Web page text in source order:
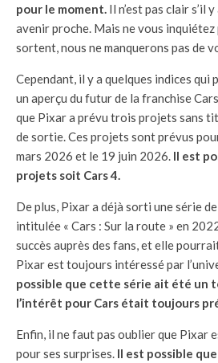
pour le moment. Il n’est pas clair s’il
avenir proche. Mais ne vous inquiétez
sortent, nous ne manquerons pas de
Cependant, il y a quelques indices
un aperçu du futur de la franchise
que Pixar a prévu trois projets sans
de sortie. Ces projets sont prévus
mars 2026 et le 19 juin 2026. Il est
projets soit Cars 4.
De plus, Pixar a déjà sorti une série
intitulée « Cars : Sur la route » en
succès auprès des fans, et elle
Pixar est toujours intéressé par
possible que cette série ait été un
l’intérêt pour Cars était toujours
Enfin, il ne faut pas oublier que Pixar
pour ses surprises. Il est possible